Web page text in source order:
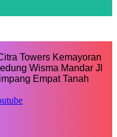
Towers Kemayoran
Wisma Mandar Jl
Empat Tanah